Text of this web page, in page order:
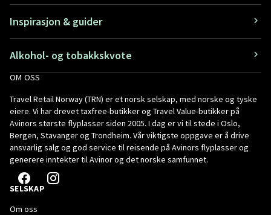
Inspirasjon & guider
Alkohol- og tobakkskvote
OM OSS
Travel Retail Norway (TRN) er et norsk selskap, med norske og tyske
eiere. Vi har drevet taxfree-butikker og Travel Value-butikker på
Avinors største flyplasser siden 2005. I dag er vi til stede i Oslo,
Bergen, Stavanger og Trondheim. Vår viktigste oppgave er å drive
ansvarlig salg og god service til reisende på Avinors flyplasser og
generere inntekter til Avinor og det norske samfunnet.
SELSKAP
Om oss